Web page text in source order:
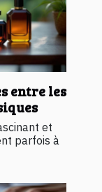
entre les
et
parfois à